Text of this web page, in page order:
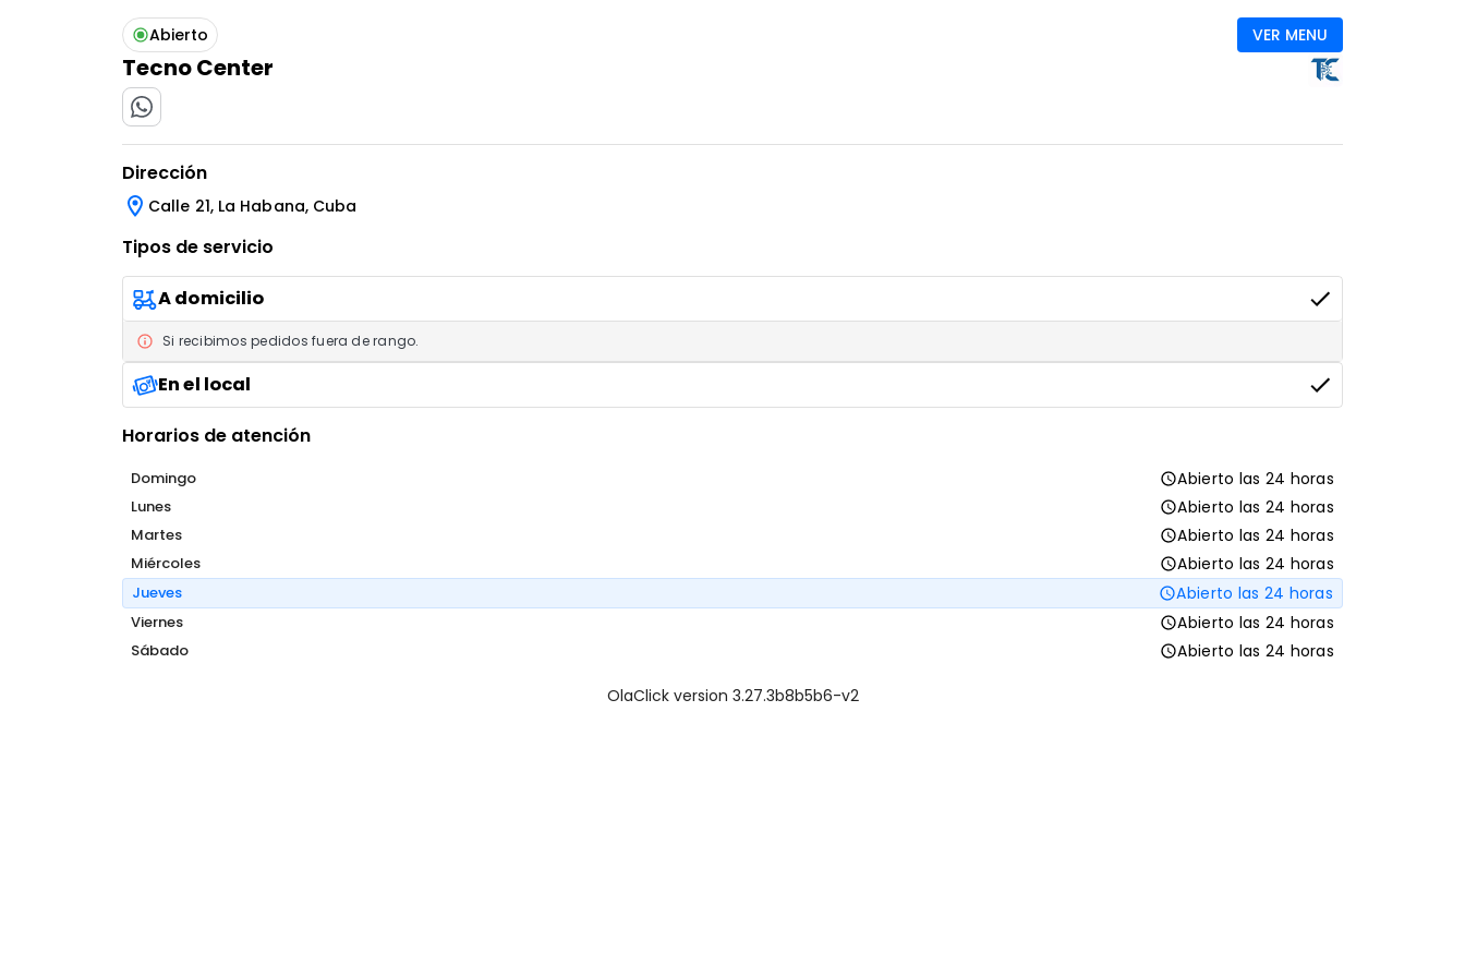
Abierto VER MENU
Tecno Center
IR AL ENLACE
Dirección
Calle 21, La Habana, Cuba
Tipos de servicio
A domicilio
Si recibimos pedidos fuera de rango.
En el local
Horarios de atención
Domingo Abierto las 24 horas
Lunes Abierto las 24 horas
Martes Abierto las 24 horas
Miércoles Abierto las 24 horas
Jueves Abierto las 24 horas
Viernes Abierto las 24 horas
Sábado Abierto las 24 horas
OlaClick version 3.27.3b8b5b6-v2